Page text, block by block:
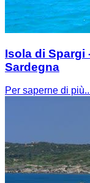
Isola di Spargi
Sardegna
Per saperne di